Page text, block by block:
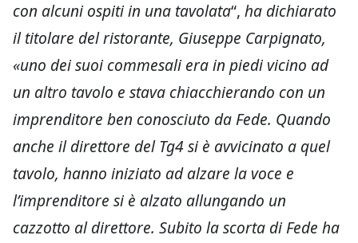
con alcuni ospiti in una tavolata“, ha dichiarato
il titolare del ristorante, Giuseppe Carpignato,
«uno dei suoi commesali era in piedi vicino ad
un altro tavolo e stava chiacchierando con un
imprenditore ben conosciuto da Fede. Quando
anche il direttore del Tg4 si è avvicinato a quel
tavolo, hanno iniziato ad alzare la voce e
l’imprenditore si è alzato allungando un
cazzotto al direttore. Subito la scorta di Fede ha